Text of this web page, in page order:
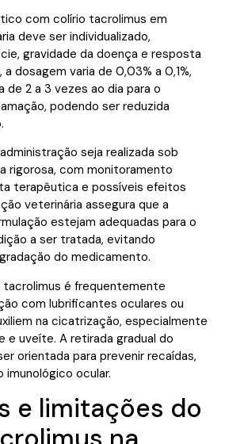
com colírio tacrolimus em
deve ser individualizado,
gravidade da doença e resposta
dosagem varia de 0,03% a 0,1%,
2 a 3 vezes ao dia para o
podendo ser reduzida
seja realizada sob
rigorosa, com monitoramento
terapêutica e possíveis efeitos
veterinária assegura que a
estejam adequadas para o
a ser tratada, evitando
do medicamento.
tacrolimus é frequentemente
com lubrificantes oculares ou
na cicatrização, especialmente
uveíte. A retirada gradual do
orientada para prevenir recaídas,
imunológico ocular.
e limitações do